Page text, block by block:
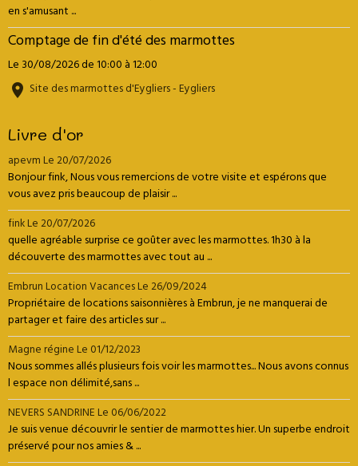
en s'amusant ...
Comptage de fin d'été des marmottes
Le 30/08/2026de 10:00à 12:00
Site des marmottes d'Eygliers - Eygliers
Livre d'or
apevmLe 20/07/2026
Bonjour fink, Nous vous remercions de votre visite et espérons que
vous avez pris beaucoup de plaisir ...
finkLe 20/07/2026
quelle agréable surprise ce goûter avec les marmottes. 1h30 à la
découverte des marmottes avec tout au ...
Embrun Location VacancesLe 26/09/2024
Propriétaire de locations saisonnières à Embrun, je ne manquerai de
partager et faire des articles sur ...
Magne régineLe 01/12/2023
Nous sommes allés plusieurs fois voir les marmottes... Nous avons connus
l espace non délimité,sans ...
NEVERS SANDRINELe 06/06/2022
Je suis venue découvrir le sentier de marmottes hier. Un superbe endroit
préservé pour nos amies & ...